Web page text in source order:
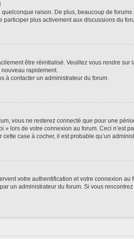
raison. De plus, beaucoup de
plus activement aux discussions du
être réinitialisé. Veuillez vous rendre
rapidement.
à contacter un administrateur du forum.
vous ne resterez connecté que pour une
» lors de votre connexion au forum. Ceci n’est
case à cocher, il est probable qu’un
votre authentification et votre connexion
un administrateur du forum. Si vous